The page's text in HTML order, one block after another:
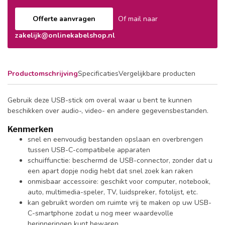
Offerte aanvragen
Of mail naar
zakelijk@onlinekabelshop.nl
ProductomschrijvingSpecificatiesVergelijkbare producten
Gebruik deze USB-stick om overal waar u bent te kunnen
beschikken over audio-, video- en andere gegevensbestanden.
Kenmerken
snel en eenvoudig bestanden opslaan en overbrengen
tussen USB-C-compatibele apparaten
schuiffunctie: beschermd de USB-connector, zonder dat u
een apart dopje nodig hebt dat snel zoek kan raken
onmisbaar accessoire: geschikt voor computer, notebook,
auto, multimedia-speler, TV, luidspreker, fotolijst, etc.
kan gebruikt worden om ruimte vrij te maken op uw USB-
C-smartphone zodat u nog meer waardevolle